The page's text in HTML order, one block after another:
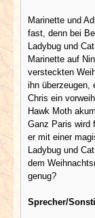
Marinette und
fast, denn bei
Ladybug und
Marinette auf
versteckten
ihn überzeugen,
Chris ein
Hawk Moth
Ganz Paris wird
er mit einer
Ladybug und
dem
genug?
Sprecher/